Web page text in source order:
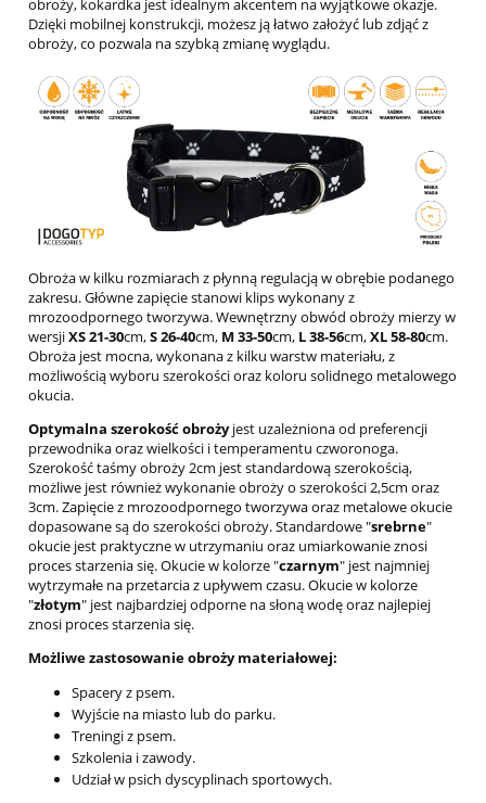
obroży, kokardka jest idealnym akcentem na wyjątkowe okazje.
Dzięki mobilnej konstrukcji, możesz ją łatwo założyć lub zdjąć z
obroży, co pozwala na szybką zmianę wyglądu.
Obroża w kilku rozmiarach z płynną regulacją w obrębie podanego
zakresu. Główne zapięcie stanowi klips wykonany z
mrozoodpornego tworzywa. Wewnętrzny obwód obroży mierzy w
wersjiXS21-30cm,S 26-40cm, M 33-50cm, L 38-56cm,XL 58-80cm.
Obroża jest mocna, wykonana z kilku warstw materiału, z
możliwością wyboru szerokości oraz koloru solidnego metalowego
okucia.
Optymalna szerokość obrożyjest uzależniona od preferencji
przewodnika oraz wielkości i temperamentu czworonoga.
Szerokość taśmy obroży 2cm jest standardową szerokością,
możliwe jest również wykonanie obroży o szerokości 2,5cm oraz
3cm. Zapięcie z mrozoodpornego tworzywa oraz metalowe okucie
dopasowane są do szerokości obroży. Standardowe "srebrne"
okucie jest praktyczne w utrzymaniu oraz umiarkowanie znosi
proces starzenia się. Okucie w kolorze "czarnym" jest najmniej
wytrzymałe na przetarcia z upływem czasu. Okucie w kolorze
"złotym" jest najbardziej odporne na słoną wodę oraz najlepiej
znosi proces starzenia się.
Możliwe zastosowanie obroży materiałowej:
Spacery z psem.
Wyjście na miasto lub do parku.
Treningi z psem.
Szkolenia i zawody.
Udział w psich dyscyplinach sportowych.